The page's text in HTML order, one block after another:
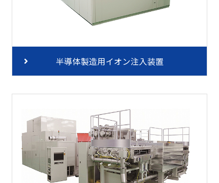
半導体製造用イオン注入装置